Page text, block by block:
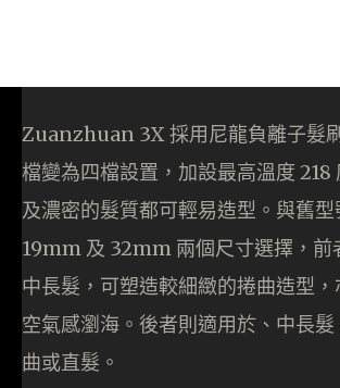
Zuanzhuan 3X 採用尼龍負離子髮
檔變為四檔設置，加設最高溫度 218
及濃密的髮質都可輕易造型。與舊
19mm 及 32mm 兩個尺寸選擇，前
中長髮，可塑造較細緻的捲曲造型
空氣感瀏海。後者則適用於、中長
曲或直髮。